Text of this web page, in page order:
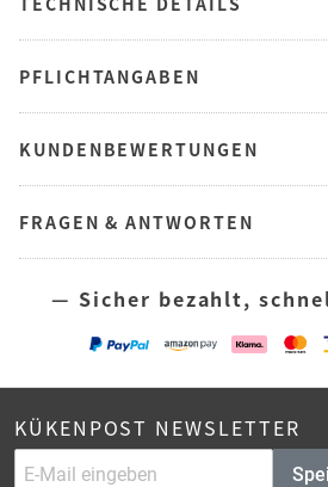
PFLICHTANGABEN
KUNDENBEWERTUNGEN
FRAGEN & ANTWORTEN
— Sicher bezahlt,
KÜKENPOST NEWSLETTER